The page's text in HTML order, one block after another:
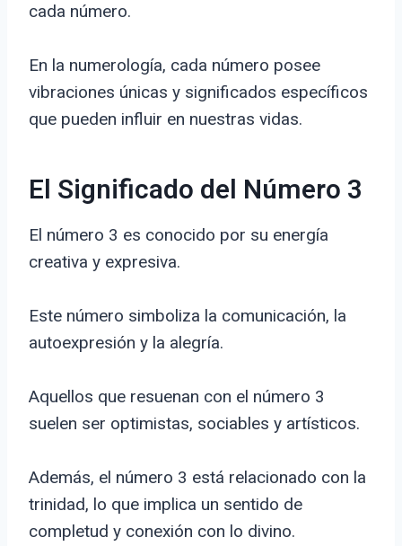
cada número.
En la numerología, cada número posee
vibraciones únicas y significados específicos
que pueden influir en nuestras vidas.
El Significado del Número 3
El número 3 es conocido por su energía
creativa y expresiva.
Este número simboliza la comunicación, la
autoexpresión y la alegría.
Aquellos que resuenan con el número 3
suelen ser optimistas, sociables y artísticos.
Además, el número 3 está relacionado con la
trinidad, lo que implica un sentido de
completud y conexión con lo divino.